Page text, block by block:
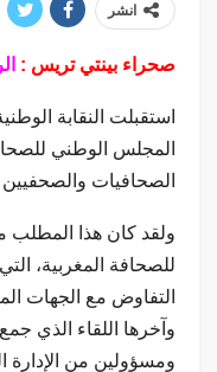
انشر
صحراء بينتي تريس :
استقبلت النقابة
المجلس الوطني
الصحافيات
ولقد كان هذا المطلب
للصحافة المغربية،
التفاوض مع الجهات
وآخرها اللقاء الذي
ومسؤولين من الإدارة